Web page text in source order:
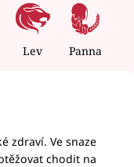
Lev Panna
zdraví. Ve snaze
chodit na